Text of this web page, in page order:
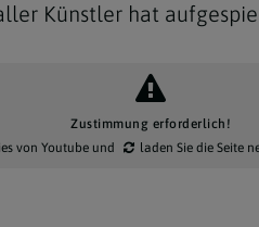
Künstler hat
Zustimmung erforderlich!
von Youtube und laden Sie die Seite